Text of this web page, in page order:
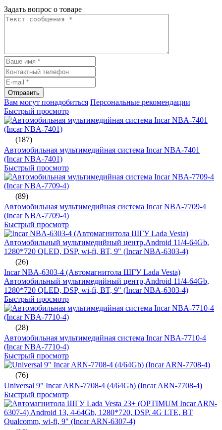
Задать вопрос о товаре
Отправить
Вам могут понадобиться Персональные рекомендации
Быстрый просмотр
(187)
Автомобильная мультимедийная система Incar NBA-7401
(Incar NBA-7401)
Быстрый просмотр
(89)
Автомобильная мультимедийная система Incar NBA-7709-4
(Incar NBA-7709-4)
Быстрый просмотр
(26)
Incar NBA-6303-4 (Автомагнитола ШГУ Lada Vesta)
Автомобильный мультимедийный центр,Android 11/4-64Gb,
1280*720 QLED, DSP, wi-fi, BT, 9" (Incar NBA-6303-4)
Быстрый просмотр
(28)
Автомобильная мультимедийная система Incar NBA-7710-4
(Incar NBA-7710-4)
Быстрый просмотр
(76)
Universal 9" Incar ARN-7708-4 (4/64Gb) (Incar ARN-7708-4)
Быстрый просмотр